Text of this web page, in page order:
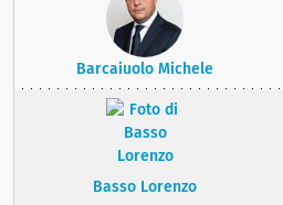
Barcaiuolo Michele
Basso Lorenzo